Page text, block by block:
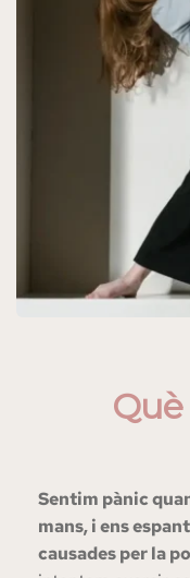
Què
Sentim pànic
mans, i ens
causades per la